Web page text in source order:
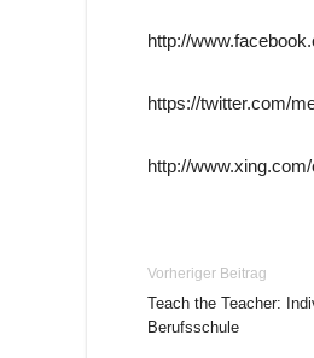
http://
https://twitter.com/
http://
Vorheriger Beitrag
Teach the Teacher:
Berufsschule